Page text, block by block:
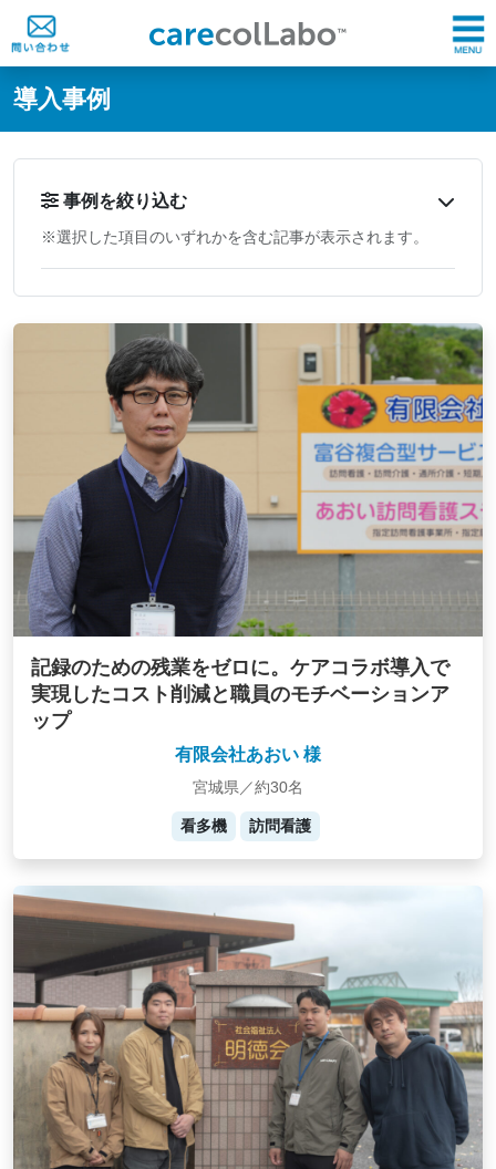
@ -0,0 +1,60 @@
導入事例
事例を絞り込む
※選択した項目のいずれかを含む記事が表示されます。
記録のための残業をゼロに。ケアコラボ導入で
実現したコスト削減と職員のモチベーションア
ップ
有限会社あおい 様
宮城県／約30名
看多機 訪問看護